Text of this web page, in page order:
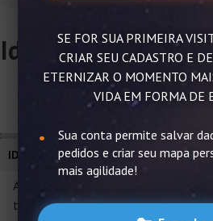
Ideias para o Dia
A gente sabe a importância que essa
trouxemos várias ideias para o Dia
IDEIAS PARA O DIA DOS NAMORADOS
SE FOR SUA PRIMEIRA
CRIAR SEU CADASTRO E
ETERNIZAR O MOMENTO
VIDA EM FORMA DE
Sua conta permite salvar
pedidos e criar seu mapa
mais agilidade!